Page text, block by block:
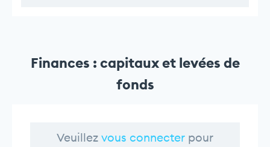
Finances : capitaux et levées de
fonds
Veuillez vous connecter pour